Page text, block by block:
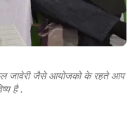
जावेरी जैसे आयोजको के रहते आप
है .